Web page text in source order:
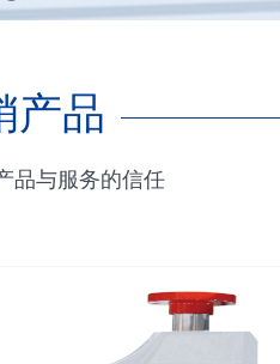
产品
品与服务的信任